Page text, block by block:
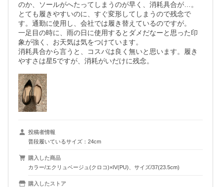
のか、ソールがへたってしまうのが早く、消耗具合が…。
とても履きやすいのに、すぐ変形してしまうので残念で
す。通勤に使用し、会社では履き替えているのですが。
一足目の時に、雨の日に使用するとダメだなーと思った印
象が強く、お天気は気をつけています。
消耗具合から言うと、コスパは良く無いと思います。履き
やすさは星5ですが、消耗がいだけに残念。
投稿者情報
普段履いているサイズ：24cm
購入した商品
カラー/エクリュベージュ(クロコ)×IV(PU)、サイズ/37(23.5cm)
購入したストア